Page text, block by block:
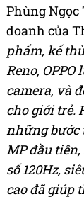
Phùng
doanh của
phẩm, kế
Reno,
camera, và
cho giới trẻ.
những bước
MP đầu
số 120Hz,
cao đã giúp